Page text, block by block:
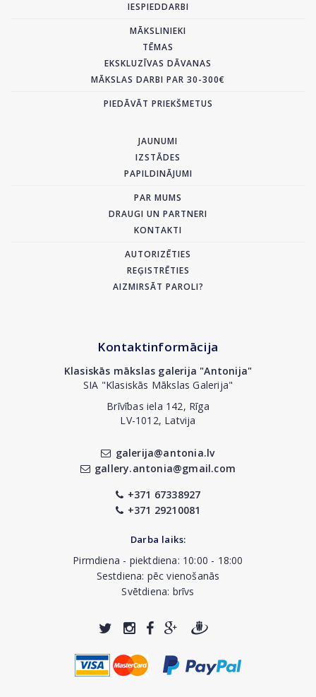
IESPIEDDARBI
MĀKSLINIEKI
TĒMAS
EKSKLUZĪVAS DĀVANAS
MĀKSLAS DARBI PAR 30-300€
PIEDĀVĀT PRIEKŠMETUS
JAUNUMI
IZSTĀDES
PAPILDINĀJUMI
PAR MUMS
DRAUGI UN PARTNERI
KONTAKTI
AUTORIZĒTIES
REĢISTRĒTIES
AIZMIRSĀT PAROLI?
Kontaktinformācija
Klasiskās mākslas galerija "Antonija"
SIA "Klasiskās Mākslas Galerija"
Brīvības iela 142, Rīga
LV-1012, Latvija
galerija@antonia.lv
gallery.antonia@gmail.com
+371 67338927
+371 29210081
Darba laiks:
Pirmdiena - piektdiena: 10:00 - 18:00
Sestdiena: pēc vienošanās
Svētdiena: brīvs